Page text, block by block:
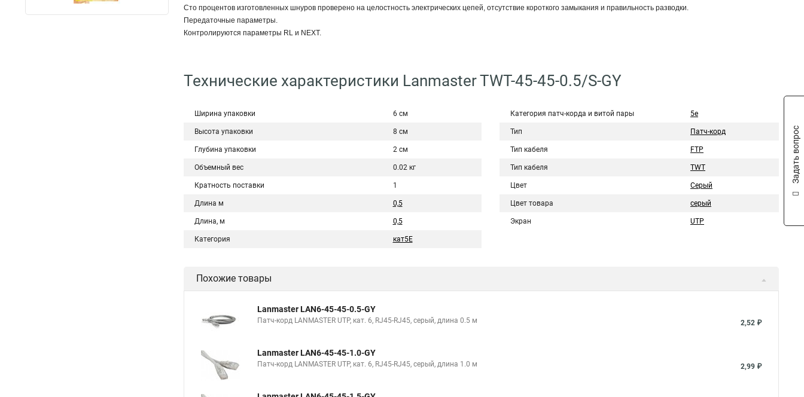
Сто процентов изготовленных шнуров проверено на целостность электрических цепей, отсутствие короткого замыкания и правильность разводки.
Передаточные параметры.
Контролируются параметры RL и NEXT.
Технические характеристики Lanmaster TWT-45-45-0.5/S-GY
Ширина упаковки 6 см
Высота упаковки 8 см
Глубина упаковки 2 см
Объемный вес 0.02 кг
Кратность поставки 1
Длина м 0,5
Длина, м 0,5
Категория кат5Е
Категория патч-корда и витой пары 5e
Тип Патч-корд
Тип кабеля FTP
Тип кабеля TWT
Цвет Серый
Цвет товара серый
Экран UTP
Похожие товары
Lanmaster LAN6-45-45-0.5-GY
Патч-корд LANMASTER UTP, кат. 6, RJ45-RJ45, серый, длина 0.5 м 2,52 ₽
Lanmaster LAN6-45-45-1.0-GY
Патч-корд LANMASTER UTP, кат. 6, RJ45-RJ45, серый, длина 1.0 м 2,99 ₽
Задать вопрос